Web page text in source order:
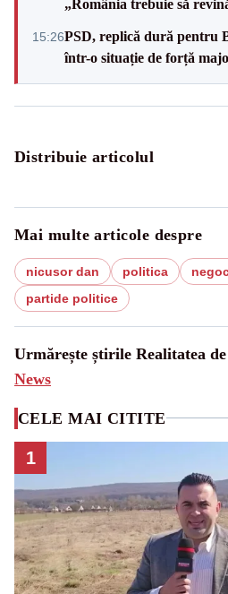
„România trebuie să
15:26PSD, replică dură pentru
într-o situație de forță
Distribuie articolul
Mai multe articole despre
nicusor dan politica
partide politice
Urmărește știrile Realitatea
News
CELE MAI CITITE
1